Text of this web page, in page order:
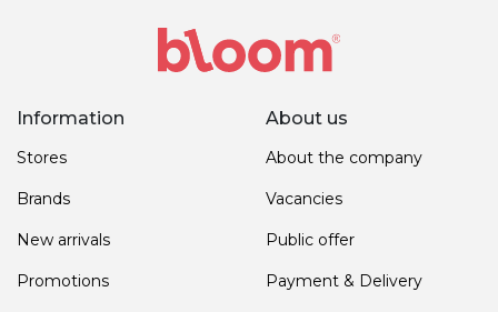
Information
Stores
Brands
New arrivals
Promotions
About us
About the company
Vacancies
Public offer
Payment & Delivery